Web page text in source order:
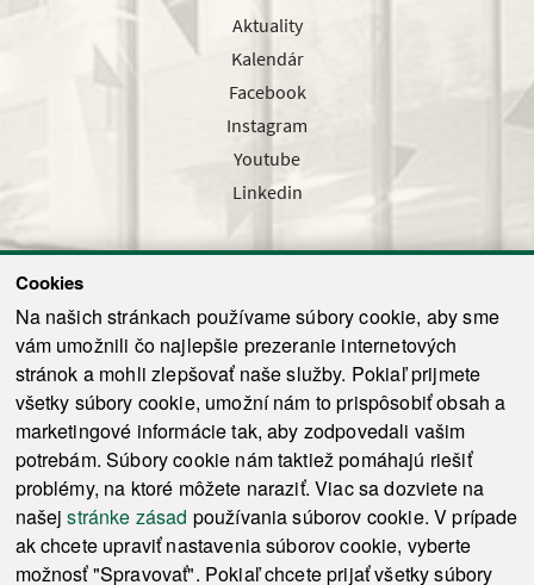
Cookies
Na našich stránkach používame súbory cookie, aby sme
vám umožnili čo najlepšie prezeranie internetových
stránok a mohli zlepšovať naše služby. Pokiaľ prijmete
všetky súbory cookie, umožní nám to prispôsobiť obsah a
marketingové informácie tak, aby zodpovedali vašim
potrebám. Súbory cookie nám taktiež pomáhajú riešiť
problémy, na ktoré môžete naraziť. Viac sa dozviete na
našejstránke zásad používania súborov cookie. V prípade
ak chcete upraviť nastavenia súborov cookie, vyberte
možnosť "Spravovať". Pokiaľ chcete prijať všetky súbory
Aktuality
Kalendár
Facebook
Instagram
Youtube
Linkedin
Odoslať
© 2021-2026 ku.sk. Všetky práva vyhradené. | Ochrana osobných údajov
Vyhlásenie o prístupnosti |
Admin